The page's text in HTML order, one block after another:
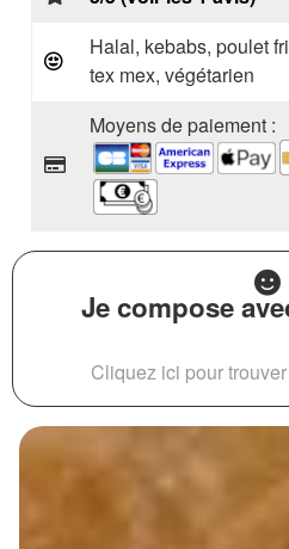
Halal, kebabs, poulet
tex mex, végétarien
Moyens de paiement :
Je compose
Cliquez ici pour